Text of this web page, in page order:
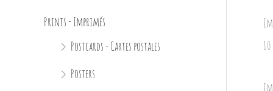
Prints - Imprimés
Postcards - Cartes postales
Posters